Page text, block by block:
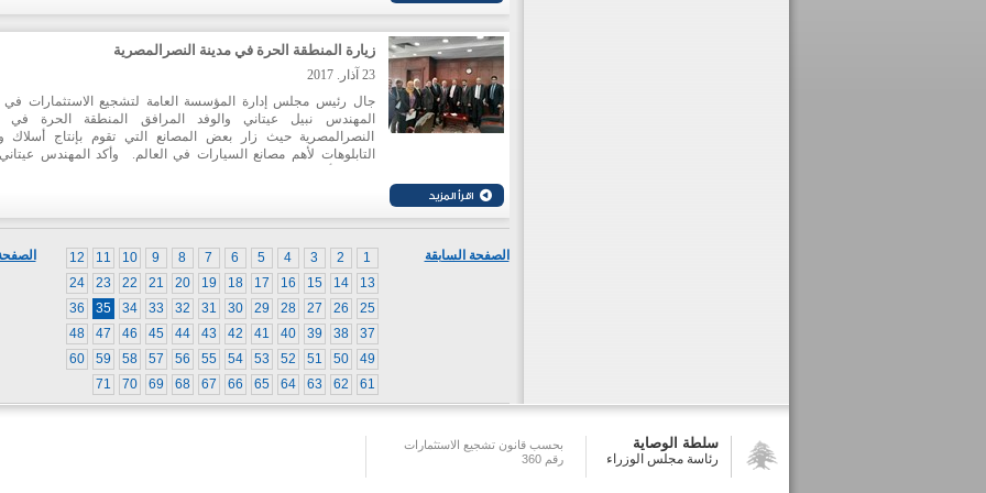
حطيط إن هذا البرنامج يتيح الفرصة أمام الشركات الصغيرة التي
ارتفاع أكلافها في ما خص المشاركة في المعارض الدولية المتخصصة
صادراتها.
زيارة المنطقة الحرة في مدينة النصرالمصرية
23 آذار. 2017
جال رئيس مجلس إدارة المؤسسة العامة لتشجيع الاستثمارات في
المهندس نبيل عيتاني والوفد المرافق المنطقة الحرة في
النصرالمصرية حيث زار بعض المصانع التي تقوم بإنتاج أسلاك
التابلوهات لأهم مصانع السيارات في العالم. وأكد المهندس عيتاني
المناطق اللبنانية.
1
2
3
4
5
6
7
8
9
10
11
12
13
14
15
16
17
18
19
20
21
22
23
24
25
26
27
28
29
30
31
32
33
34
35
36
37
38
39
40
41
42
43
44
45
46
47
48
49
50
51
52
53
54
55
56
57
58
59
60
61
62
63
64
65
66
67
68
69
70
71
الصفحة السابقة
سلطة الوصاية
رئاسة مجلس الوزراء
بحسب قانون تشجيع الاستثمارات
رقم 360